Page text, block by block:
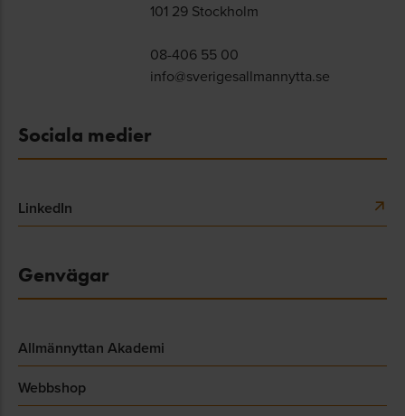
101 29 Stockholm
08-406 55 00
info@sverigesallmannytta.se
Sociala medier
LinkedIn
Genvägar
Allmännyttan Akademi
Webbshop